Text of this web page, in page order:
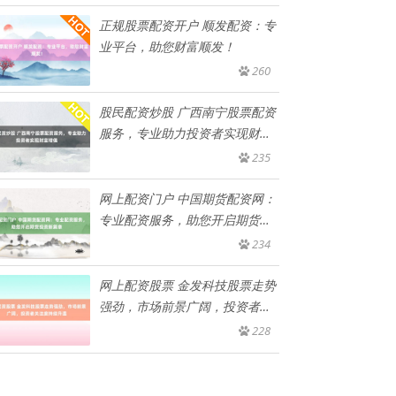
正规股票配资开户 顺发配资：专
业平台，助您财富顺发！
260
股民配资炒股 广西南宁股票配资
服务，专业助力投资者实现财富
235
网上配资门户 中国期货配资网：
专业配资服务，助您开启期货投
234
网上配资股票 金发科技股票走势
强劲，市场前景广阔，投资者关
228